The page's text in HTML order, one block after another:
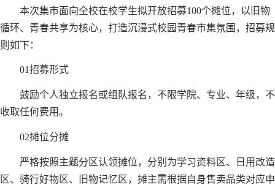
本次集市面向全校在校学生拟开放招募100个摊位，以旧物
循环、青春共享为核心，打造沉浸式校园青春市集氛围，招募规
则如下：
01招募形式
鼓励个人独立报名或组队报名，不限学院、专业、年级，不
收取任何费用。
02摊位分摊
严格按照主题分区认领摊位，分别为学习资料区、日用改造
区、骑行好物区、旧物记忆区，摊主需根据自身售卖品类对应申